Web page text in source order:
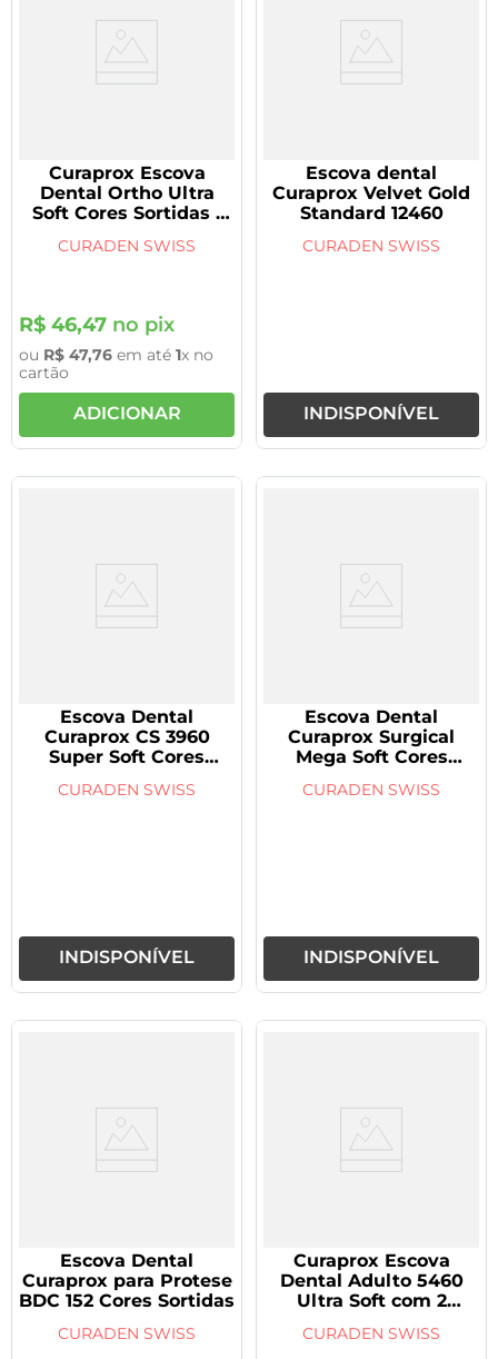
Curaprox Escova
Dental Ortho Ultra
Soft Cores Sortidas 1
CURADEN SWISS
R$ 46,47 no pix
ou R$ 47,76 em até 1x no
cartão
ADICIONAR
Escova dental
Curaprox Velvet Gold
Standard 12460
CURADEN SWISS
INDISPONÍVEL
Escova Dental
Curaprox CS 3960
Super Soft Cores
CURADEN SWISS
INDISPONÍVEL
Escova Dental
Curaprox Surgical
Mega Soft Cores
CURADEN SWISS
INDISPONÍVEL
Escova Dental
Curaprox para Protese
BDC 152 Cores Sortidas
CURADEN SWISS
Curaprox Escova
Dental Adulto 5460
Ultra Soft com 2
CURADEN SWISS